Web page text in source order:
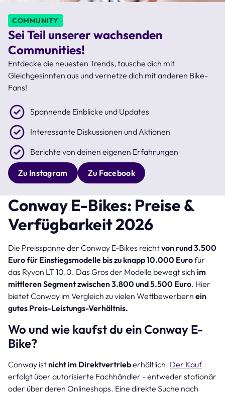
COMMUNITY
Sei Teil unserer wachsenden
Communities!
Entdecke die neuesten Trends, tausche dich mit
Gleichgesinnten aus und vernetze dich mit anderen Bike-
Fans!
Spannende Einblicke und Updates
Interessante Diskussionen und Aktionen
Berichte von deinen eigenen Erfahrungen
Zu Instagram Zu Facebook
Conway E-Bikes: Preise &
Verfügbarkeit 2026
Die Preisspanne der Conway E-Bikes reichtvon rund 3.500
Euro für Einstiegsmodelle bis zu knapp 10.000 Eurofür
das Ryvon LT 10.0. Das Gros der Modelle bewegt sich im
mittleren Segment zwischen 3.800 und 5.500 Euro. Hier
bietet Conway im Vergleich zu vielen Wettbewerbern ein
gutes Preis-Leistungs-Verhältnis.
Wo und wie kaufst du ein Conway E-
Bike?
Conway ist nicht im Direktvertrieberhältlich. Der Kauf
erfolgt über autorisierte Fachhändler - entweder stationär
oder über deren Onlineshops. Eine direkte Suche nach